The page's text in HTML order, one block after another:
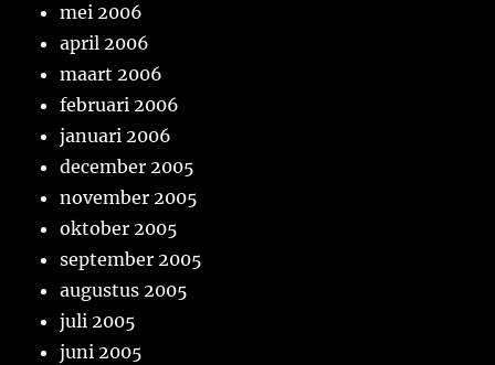
mei 2006
april 2006
maart 2006
februari 2006
januari 2006
december 2005
november 2005
oktober 2005
september 2005
augustus 2005
juli 2005
juni 2005